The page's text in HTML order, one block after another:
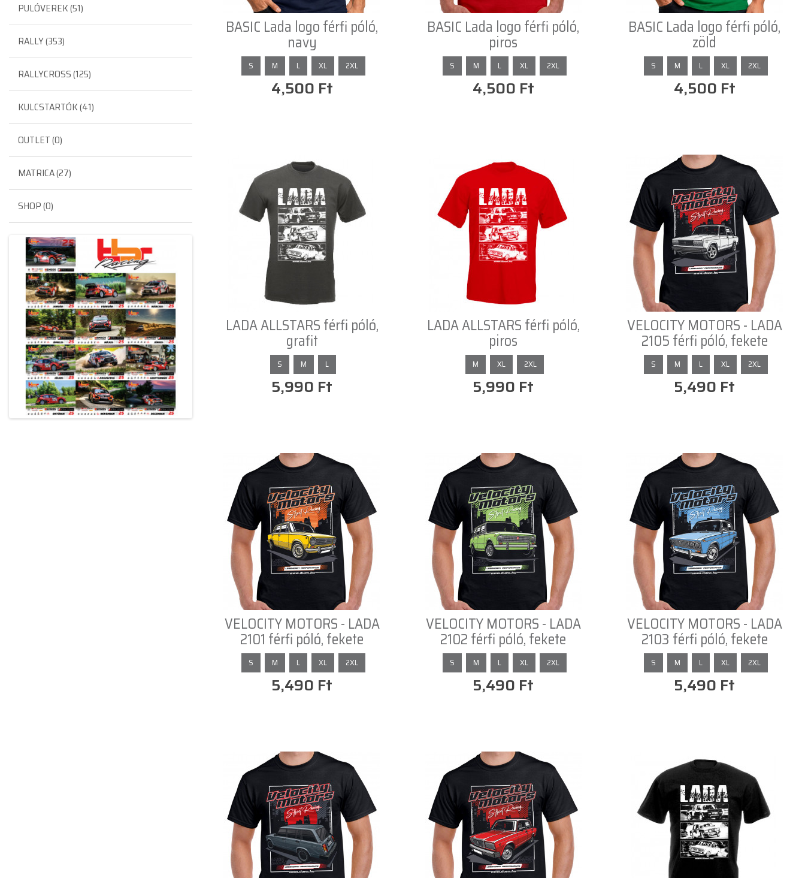
PULÓVEREK (51)
RALLY (353)
RALLYCROSS (125)
KULCSTARTÓK (41)
OUTLET (0)
MATRICA (27)
SHOP (0)
BASIC Lada logo férfi póló,
navy
S M L XL 2XL
4,500 Ft
BASIC Lada logo férfi póló,
piros
S M L XL 2XL
4,500 Ft
BASIC Lada logo férfi póló,
zöld
S M L XL 2XL
4,500 Ft
LADA ALLSTARS férfi póló,
grafit
S M L
5,990 Ft
LADA ALLSTARS férfi póló,
piros
M XL 2XL
5,990 Ft
VELOCITY MOTORS - LADA
2105 férfi póló, fekete
S M L XL 2XL
5,490 Ft
VELOCITY MOTORS - LADA
2101 férfi póló, fekete
S M L XL 2XL
5,490 Ft
VELOCITY MOTORS - LADA
2102 férfi póló, fekete
S M L XL 2XL
5,490 Ft
VELOCITY MOTORS - LADA
2103 férfi póló, fekete
S M L XL 2XL
5,490 Ft